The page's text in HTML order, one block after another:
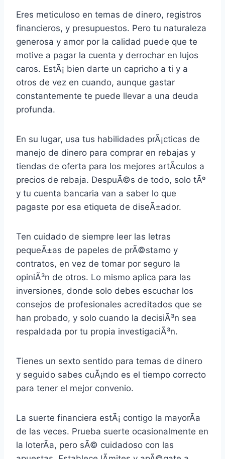
Eres meticuloso en temas de dinero, registros
financieros, y presupuestos. Pero tu naturaleza
generosa y amor por la calidad puede que te
motive a pagar la cuenta y derrochar en lujos
caros. EstÃ¡ bien darte un capricho a ti y a
otros de vez en cuando, aunque gastar
constantemente te puede llevar a una deuda
profunda.
En su lugar, usa tus habilidades prÃ¡cticas de
manejo de dinero para comprar en rebajas y
tiendas de oferta para los mejores artÃ­culos a
precios de rebaja. DespuÃ©s de todo, solo tÃº
y tu cuenta bancaria van a saber lo que
pagaste por esa etiqueta de diseÃ±ador.
Ten cuidado de siempre leer las letras
pequeÃ±as de papeles de prÃ©stamo y
contratos, en vez de tomar por seguro la
opiniÃ³n de otros. Lo mismo aplica para las
inversiones, donde solo debes escuchar los
consejos de profesionales acreditados que se
han probado, y solo cuando la decisiÃ³n sea
respaldada por tu propia investigaciÃ³n.
Tienes un sexto sentido para temas de dinero
y seguido sabes cuÃ¡ndo es el tiempo correcto
para tener el mejor convenio.
La suerte financiera estÃ¡ contigo la mayorÃ­a
de las veces. Prueba suerte ocasionalmente en
la loterÃ­a, pero sÃ© cuidadoso con las